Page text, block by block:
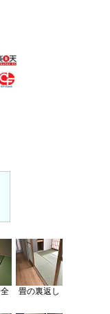
畳の裏返し